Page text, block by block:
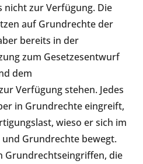
nicht zur Verfügung. Die
auf Grundrechte der
bereits in der
zum Gesetzesentwurf
dem
Verfügung stehen. Jedes
in Grundrechte eingreift,
wieso er sich im
Grundrechte bewegt.
Grundrechtseingriffen, die